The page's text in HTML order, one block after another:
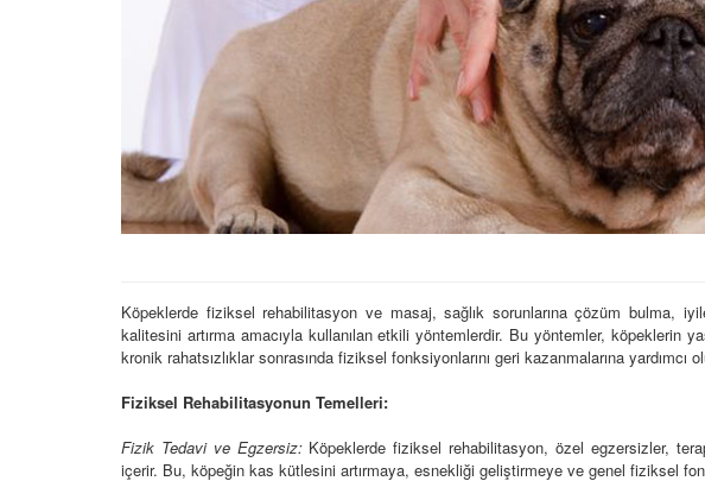
Köpeklerde fiziksel rehabilitasyon ve masaj, sağlık sorunlarına çözüm bulma,
kalitesini artırma amacıyla kullanılan etkili yöntemlerdir. Bu yöntemler, köpeklerin
kronik rahatsızlıklar sonrasında fiziksel fonksiyonlarını geri kazanmalarına yardımcı
Fiziksel Rehabilitasyonun Temelleri:
Fizik Tedavi ve Egzersiz:Köpeklerde fiziksel rehabilitasyon, özel egzersizler,
içerir. Bu, köpeğin kas kütlesini artırmaya, esnekliği geliştirmeye ve genel fiziksel
Ankara’daki Hayvan Barınakları
22.05.2020
Köpeğim Su İçmiyor, Köpeklerin
Su İçmeme Sebepleri
22.05.2020
Neler
Köpeklerden İnsanlara
Rehber ve Korunma Yöntemleri
23.10.2025